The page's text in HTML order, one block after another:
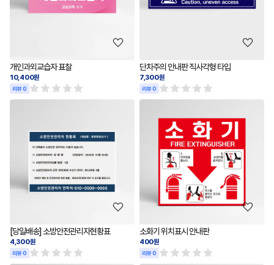
개인과외교습자 표찰
10,400원
리뷰 0
단차주의 안내판 직사각형 타입
7,300원
리뷰 0
[당일배송] 소방안전관리자현황표
4,300원
리뷰 0
소화기 위치표시 안내판
400원
리뷰 0